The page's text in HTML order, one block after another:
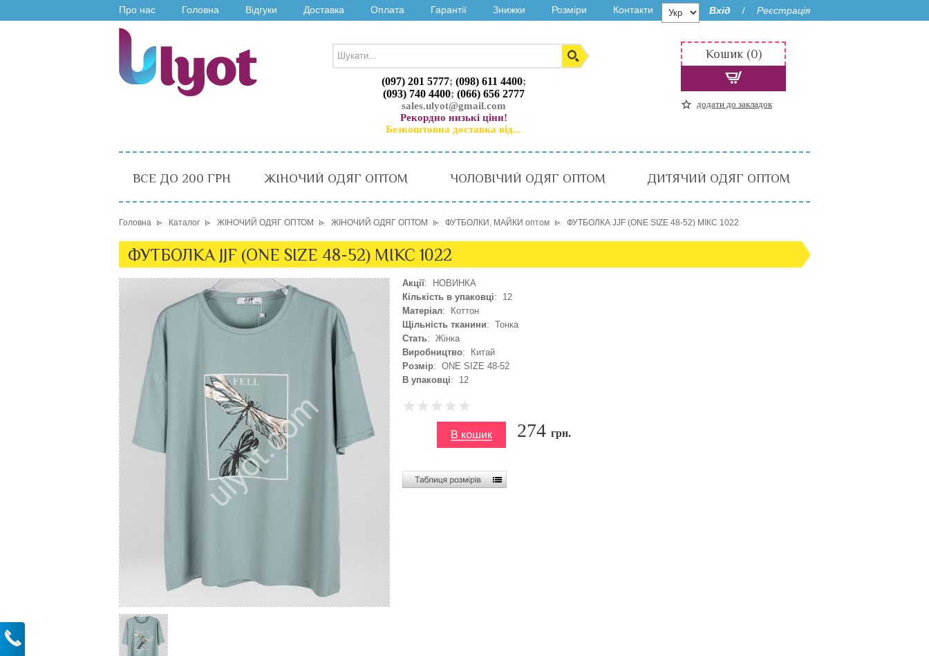
Про нас Головна Відгуки Доставка Оплата Гарантії Знижки Розміри Контакти Вхід / Реєстрація
(097) 201 5777; (098) 611 4400;
(093) 740 4400; (066) 656 2777
sales.ulyot@gmail.com
Рекордно низькі ціни!
Безкоштовна доставка від...
Кошик (0)
додати до закладок
ВСЕ ДО 200 ГРН ЖІНОЧИЙ ОДЯГ ОПТОМ ЧОЛОВІЧИЙ ОДЯГ ОПТОМ ДИТЯЧИЙ ОДЯГ ОПТОМ
Головна Каталог ЖІНОЧИЙ ОДЯГ ОПТОМ ЖІНОЧИЙ ОДЯГ ОПТОМ ФУТБОЛКИ, МАЙКИ оптом ФУТБОЛКА JJF (ONE SIZE 48-52) МІКС 1022
ФУТБОЛКА JJF (ONE SIZE 48-52) МІКС 1022
Акції: НОВИНКА
Кількість в упаковці: 12
Матеріал: Коттон
Щільність тканини: Тонка
Стать: Жінка
Виробництво: Китай
Розмір: ONE SIZE 48-52
В упаковці: 12
274 грн.